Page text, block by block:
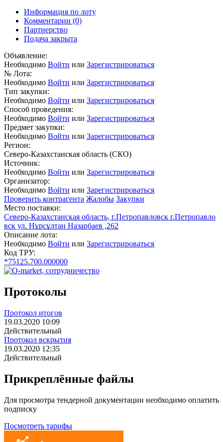
Информация по лоту
Комментарии (0)
Партнерство
Подача закрыта
Объявление:
Необходимо Войти или Зарегистрироваться
№ Лота:
Необходимо Войти или Зарегистрироваться
Тип закупки:
Необходимо Войти или Зарегистрироваться
Способ проведения:
Необходимо Войти или Зарегистрироваться
Предмет закупки:
Необходимо Войти или Зарегистрироваться
Регион:
Северо-Казахстанская область (СКО)
Источник:
Необходимо Войти или Зарегистрироваться
Организатор:
Необходимо Войти или Зарегистрироваться
Проверить контрагента Жалобы Закупки
Место поставки:
Северо-Казахстанская область, г.Петропавловск г.Петропавло
вск ул. Нұрсұлтан Назарбаев ,262
Описание лота:
Необходимо Войти или Зарегистрироваться
Код ТРУ:
*75125.700.000000
Протоколы
Протокол итогов
19.03.2020 10:09
Действительный
Протокол вскрытия
19.03.2020 12:35
Действительный
Прикреплённые файлы
Для просмотра тендерной документации необходимо оплатить
подписку
Посмотреть тарифы